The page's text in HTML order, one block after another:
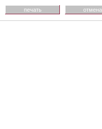
печать отмена